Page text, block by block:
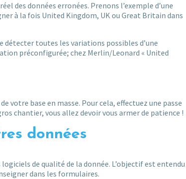
des données erronées. Prenons l’exemple d’une
à la fois United Kingdom, UK ou Great Britain dans
détecter toutes les variations possibles d’une
préconfigurée; chez Merlin/Leonard « United
votre base en masse. Pour cela, effectuez une passe
chantier, vous allez devoir vous armer de patience !
données
de qualité de la donnée. L’objectif est entendu
dans les formulaires.